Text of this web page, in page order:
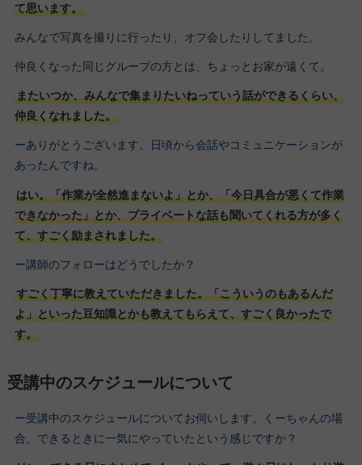
て思います。
みんなで写真を撮りに行ったり、オフ会したりしてました。
仲良くなった同じグループの方とは、ちょっとお家が遠くて。
またいつか、みんなで集まりたいねっていう話ができるくらい、
仲良くなれました。
ーありがとうございます。日頃から会話やコミュニケーションが
あったんですね。
はい。「作業が全然進まないよ」とか、「今日具合が悪くて作業
できなかった」とか、プライベートな話も聞いてくれる方が多く
て、すごく励まされました。
ー講師のフォローはどうでしたか？
すごく丁寧に教えていただきました。「こういうのもあるんだ
よ」といった豆知識とかも教えてもらえて、すごく良かったで
す。
受講中のスケジュールについて
ー受講中のスケジュールについてお伺いします。くーちゃんの場
合、できるときに一気にやっていたという感じですか？